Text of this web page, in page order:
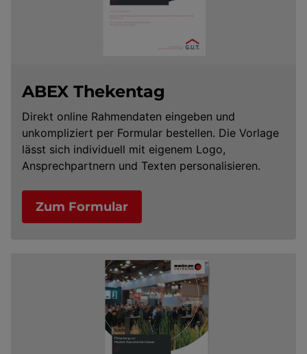
ABEX Thekentag
Direkt online Rahmendaten eingeben und
unkompliziert per Formular bestellen. Die Vorlage
lässt sich individuell mit eigenem Logo,
Ansprechpartnern und Texten personalisieren.
Zum Formular